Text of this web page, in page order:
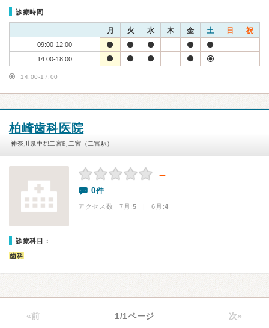
診療時間
月 火 水 木 金 土 日 祝
09:00-12:00
14:00-18:00
14:00-17:00
柏崎歯科医院
神奈川県中郡二宮町二宮（二宮駅）
－
0件
アクセス数 7月:5 | 6月:4
診療科目：
歯科
«前 1/1ページ 次»